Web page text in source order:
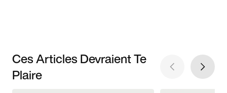
Ces Articles Devraient Te
Plaire